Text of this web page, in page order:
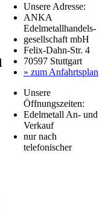
Unsere Adresse:
ANKA
Edelmetallhandels-
gesellschaft mbH
Felix-Dahn-Str. 4
70597 Stuttgart
» zum Anfahrtsplan
Unsere
Öffnungszeiten:
Edelmetall An- und
Verkauf
nur nach
telefonischer